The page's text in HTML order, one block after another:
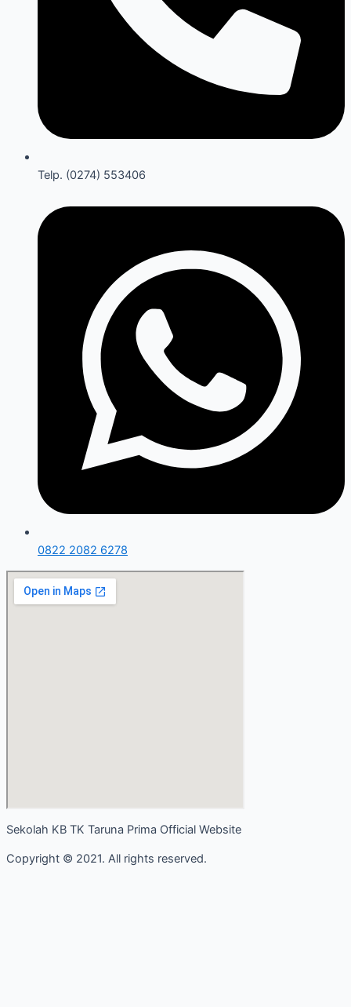
Telp. (0274) 553406
0822 2082 6278
Sekolah KB TK Taruna Prima Official Website
Copyright © 2021. All rights reserved.